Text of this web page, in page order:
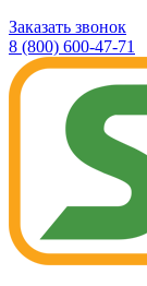
Заказать звонок
8 (800) 600-47-71